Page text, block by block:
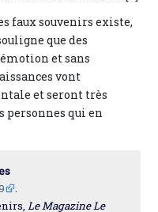
faux souvenirs existe,
que des
et sans
vont
et seront très
personnes qui en
.
Le Magazine Le